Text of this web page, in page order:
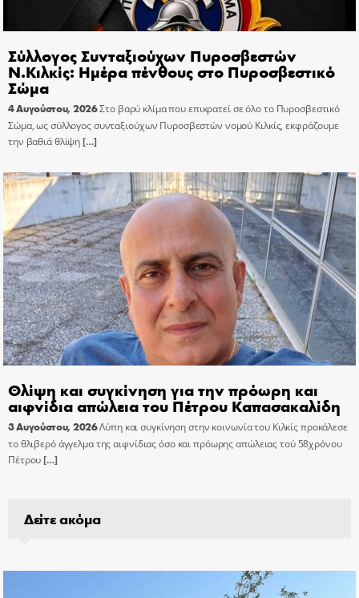
Σύλλογος Συνταξιούχων Πυροσβεστών
Ν.Κιλκίς: Ημέρα πένθους στο Πυροσβεστικό
Σώμα
4 Αυγούστου, 2026Στο βαρύ κλίμα που επικρατεί σε όλο το Πυροσβεστικό
Σώμα, ως σύλλογος συνταξιούχων Πυροσβεστών νομού Κιλκίς, εκφράζουμε
την βαθιά θλίψη[…]
Θλίψη και συγκίνηση για την πρόωρη και
αιφνίδια απώλεια του Πέτρου Καπασακαλίδη
3 Αυγούστου, 2026Λύπη και συγκίνηση στην κοινωνία του Κιλκίς προκάλεσε
το θλιβερό άγγελμα της αιφνίδιας όσο και πρόωρης απώλειας τού 58χρόνου
Πέτρου[…]
Δείτε ακόμα